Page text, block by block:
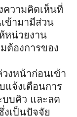
ความคิดเห็นที่
ข้ามามีส่วน
หน่วยงาน
ต้องการของ
งหน้าก่อนเข้า
จ้งเตือนการ
บบคิว และลด
งเป็นปัจจัย